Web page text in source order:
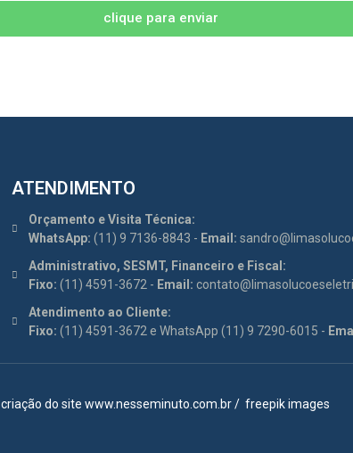
clique para enviar
ATENDIMENTO
Orçamento e Visita Técnica:
WhatsApp: (11) 9 7136-8843 - Email:
Administrativo, SESMT, Financeiro e Fiscal:
Fixo: (11) 4591-3672 - Email:
Atendimento ao Cliente:
Fixo: (11) 4591-3672 e WhatsApp (11) 9 7290-6015 -
criação do site www.nesseminuto.com.br/ freepik images